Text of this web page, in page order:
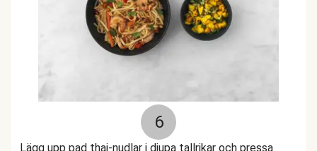
6
Lägg upp pad thai-nudlar i djupa tallrikar och pressa